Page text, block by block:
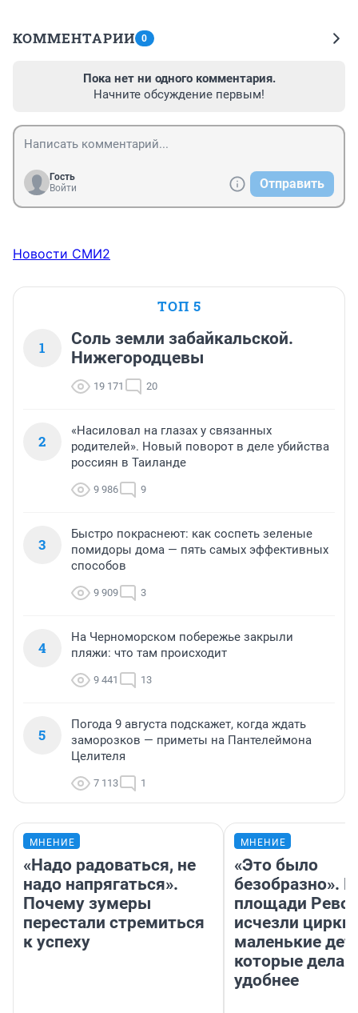
КОММЕНТАРИИ 0
Пока нет ни одного комментария.
Начните обсуждение первым!
Гость
Войти
Отправить
Новости СМИ2
ТОП 5
1
Соль земли забайкальской.
Нижегородцевы
19 171 20
2
«Насиловал на глазах у связанных
родителей». Новый поворот в деле убийства
россиян в Таиланде
9 986 9
3
Быстро покраснеют: как соспеть зеленые
помидоры дома — пять самых эффективных
способов
9 909 3
4
На Черноморском побережье закрыли
пляжи: что там происходит
9 441 13
5
Погода 9 августа подскажет, когда ждать
заморозков — приметы на Пантелеймона
Целителя
7 113 1
МНЕНИЕ
«Надо радоваться, не
надо напрягаться».
Почему зумеры
перестали стремиться
к успеху
МНЕНИЕ
«Это было
безобразно».
площади
исчезли цирки
маленькие
которые
удобнее